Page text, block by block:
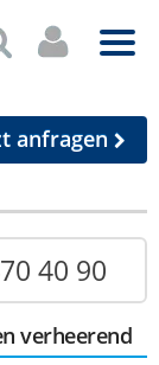
anfragen
40 90
verheerend